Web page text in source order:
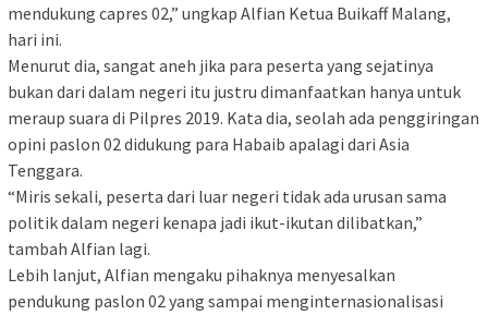
mendukung capres 02,” ungkap Alfian Ketua Buikaff Malang,
hari ini.
Menurut dia, sangat aneh jika para peserta yang sejatinya
bukan dari dalam negeri itu justru dimanfaatkan hanya untuk
meraup suara di Pilpres 2019. Kata dia, seolah ada penggiringan
opini paslon 02 didukung para Habaib apalagi dari Asia
Tenggara.
“Miris sekali, peserta dari luar negeri tidak ada urusan sama
politik dalam negeri kenapa jadi ikut-ikutan dilibatkan,”
tambah Alfian lagi.
Lebih lanjut, Alfian mengaku pihaknya menyesalkan
pendukung paslon 02 yang sampai menginternasionalisasi